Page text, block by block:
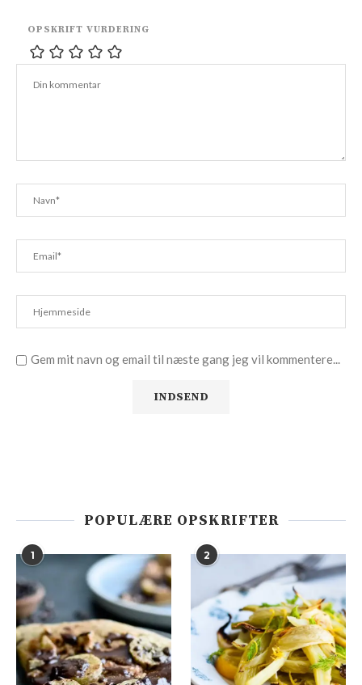
OPSKRIFT VURDERING
Gem mit navn og email til næste gang jeg vil kommentere...
POPULÆRE OPSKRIFTER
1 2